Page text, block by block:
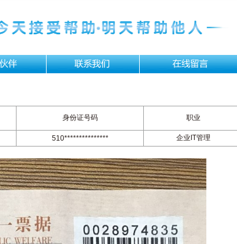
身份证号码 职业
510*************** 企业IT管理